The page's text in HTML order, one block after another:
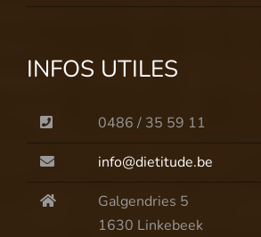
INFOS UTILES
0486 / 35 59 11
info@dietitude.be
Galgendries 5
1630 Linkebeek